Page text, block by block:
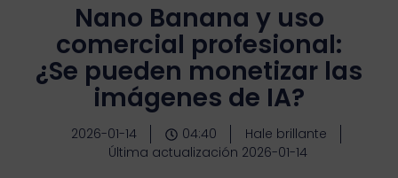
Nano Banana y uso
comercial profesional:
¿Se pueden monetizar las
imágenes de IA?
2026-01-14 04:40
Hale brillante
Última actualización 2026-01-14